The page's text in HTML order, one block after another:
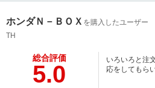
ホンダＮ－ＢＯＸ を購入したユーザー
TH
総合評価
5.0
いろいろと注
応をしてもら